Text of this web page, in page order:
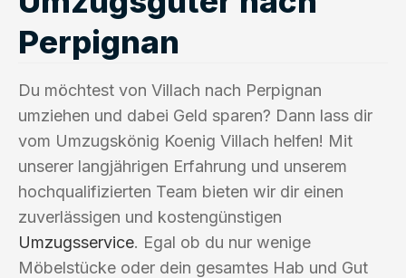
Perpignan
Du möchtest von Villach nach Perpignan
umziehen und dabei Geld sparen? Dann lass dir
vom Umzugskönig Koenig Villach helfen! Mit
unserer langjährigen Erfahrung und unserem
hochqualifizierten Team bieten wir dir einen
zuverlässigen und kostengünstigen
Umzugsservice. Egal ob du nur wenige
Möbelstücke oder dein gesamtes Hab und Gut